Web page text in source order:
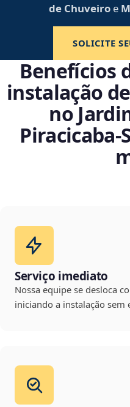
de Chuveiro e
SOLICITE
Benefícios
instalação
no
Serviço imediato
Nossa equipe se desloca
iniciando a instalação sem